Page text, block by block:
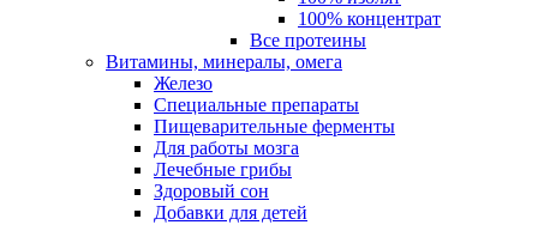
100% концентрат
Все протеины
Витамины, минералы, омега
Железо
Специальные препараты
Пищеварительные ферменты
Для работы мозга
Лечебные грибы
Здоровый сон
Добавки для детей